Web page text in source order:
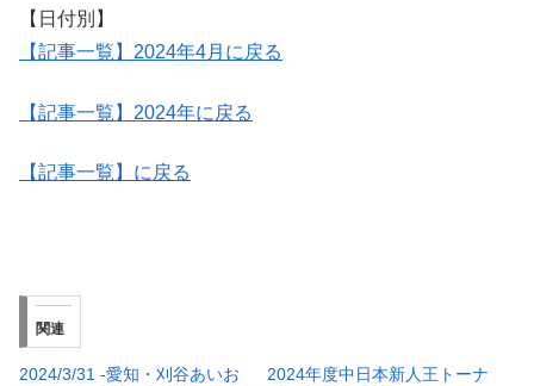
【日付別】
【記事一覧】2024年4月に戻る
【記事一覧】2024年に戻る
【記事一覧】に戻る
関連
2024/3/31 -愛知・刈谷あいお
2024年度中日本新人王トーナ